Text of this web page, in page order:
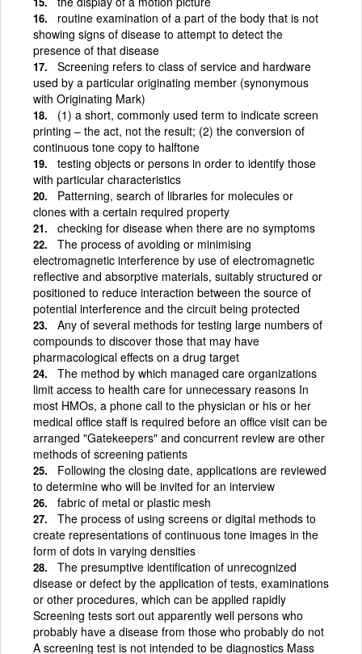
routine examination of a part of the body that is not
showing signs of disease to attempt to detect the
presence of that disease
Screening refers to class of service and hardware
used by a particular originating member (synonymous
with Originating Mark)
(1) a short, commonly used term to indicate screen
printing – the act, not the result; (2) the conversion of
continuous tone copy to halftone
testing objects or persons in order to identify those
with particular characteristics
Patterning, search of libraries for molecules or
clones with a certain required property
checking for disease when there are no symptoms
The process of avoiding or minimising
electromagnetic interference by use of electromagnetic
reflective and absorptive materials, suitably structured or
positioned to reduce interaction between the source of
potential interference and the circuit being protected
Any of several methods for testing large numbers of
compounds to discover those that may have
pharmacological effects on a drug target
The method by which managed care organizations
limit access to health care for unnecessary reasons In
most HMOs, a phone call to the physician or his or her
medical office staff is required before an office visit can be
arranged "Gatekeepers" and concurrent review are other
methods of screening patients
Following the closing date, applications are reviewed
to determine who will be invited for an interview
fabric of metal or plastic mesh
The process of using screens or digital methods to
create representations of continuous tone images in the
form of dots in varying densities
The presumptive identification of unrecognized
disease or defect by the application of tests, examinations
or other procedures, which can be applied rapidly
Screening tests sort out apparently well persons who
probably have a disease from those who probably do not
A screening test is not intended to be diagnostics Mass